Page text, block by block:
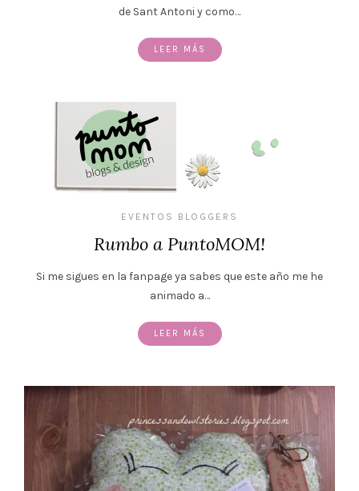
de Sant Antoni y como…
LEER MÁS
EVENTOS BLOGGERS
Rumbo a PuntoMOM!
Si me sigues en la fanpage ya sabes que este año me he
animado a…
LEER MÁS